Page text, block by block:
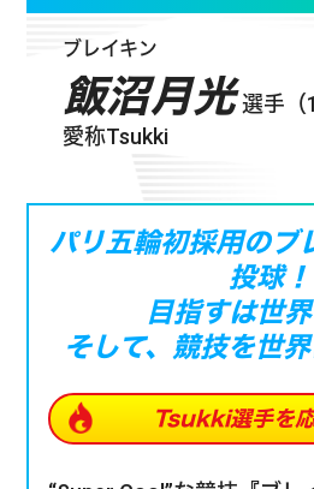
飯沼月光
愛称Tsukki
パリ五輪初採用のブ
目指すは世
そして、競技を世
Tsukki選手を
“Super Cool”な競技『ブレ